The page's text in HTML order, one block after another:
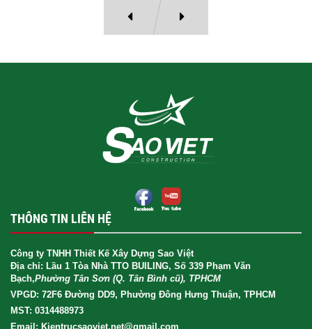
THÔNG TIN LIÊN HỆ
Công ty TNHH Thiết Kế Xây Dựng Sao Việt
Địa chỉ: Lầu 1 Tòa Nhà TTO BUILING, Số 339 Phạm Văn
Bạch,Phường Tân Sơn (Q. Tân Bình cũ), TPHCM
VPGD: 72F6 Đường DD9, Phường Đông Hưng Thuận, TPHCM
MST: 0314488973
Email: Kientrucsaoviet.net@gmail.com